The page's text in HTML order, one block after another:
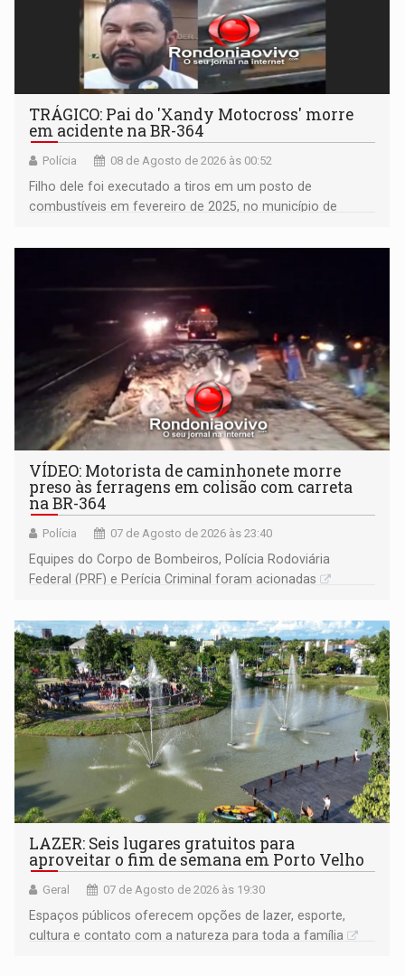
TRÁGICO: Pai do 'Xandy Motocross' morre
em acidente na BR-364
Polícia 08 de Agosto de 2026 às 00:52
Filho dele foi executado a tiros em um posto de
combustíveis em fevereiro de 2025, no município de
VÍDEO: Motorista de caminhonete morre
preso às ferragens em colisão com carreta
na BR-364
Polícia 07 de Agosto de 2026 às 23:40
Equipes do Corpo de Bombeiros, Polícia Rodoviária
Federal (PRF) e Perícia Criminal foram acionadas
LAZER: Seis lugares gratuitos para
aproveitar o fim de semana em Porto Velho
Geral 07 de Agosto de 2026 às 19:30
Espaços públicos oferecem opções de lazer, esporte,
cultura e contato com a natureza para toda a família